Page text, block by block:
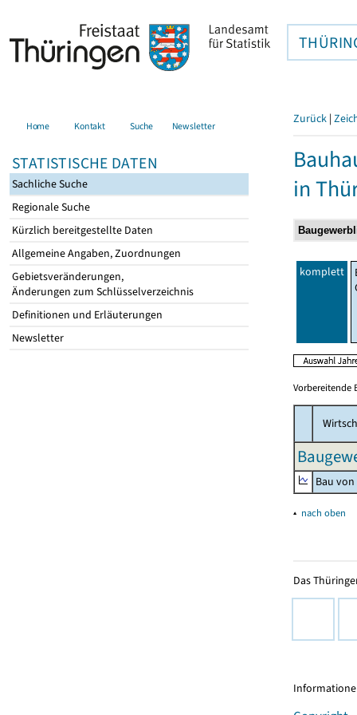
Home Kontakt Suche Newsletter
STATISTISCHE DATEN
Sachliche Suche
Regionale Suche
Kürzlich bereitgestellte Daten
Allgemeine Angaben, Zuordnungen
Gebietsveränderungen,
Änderungen zum Schlüsselverzeichnis
Definitionen und Erläuterungen
Newsletter
Zurück |
in
komplett
Vorbereitende
Bau
▴ nach oben
Das